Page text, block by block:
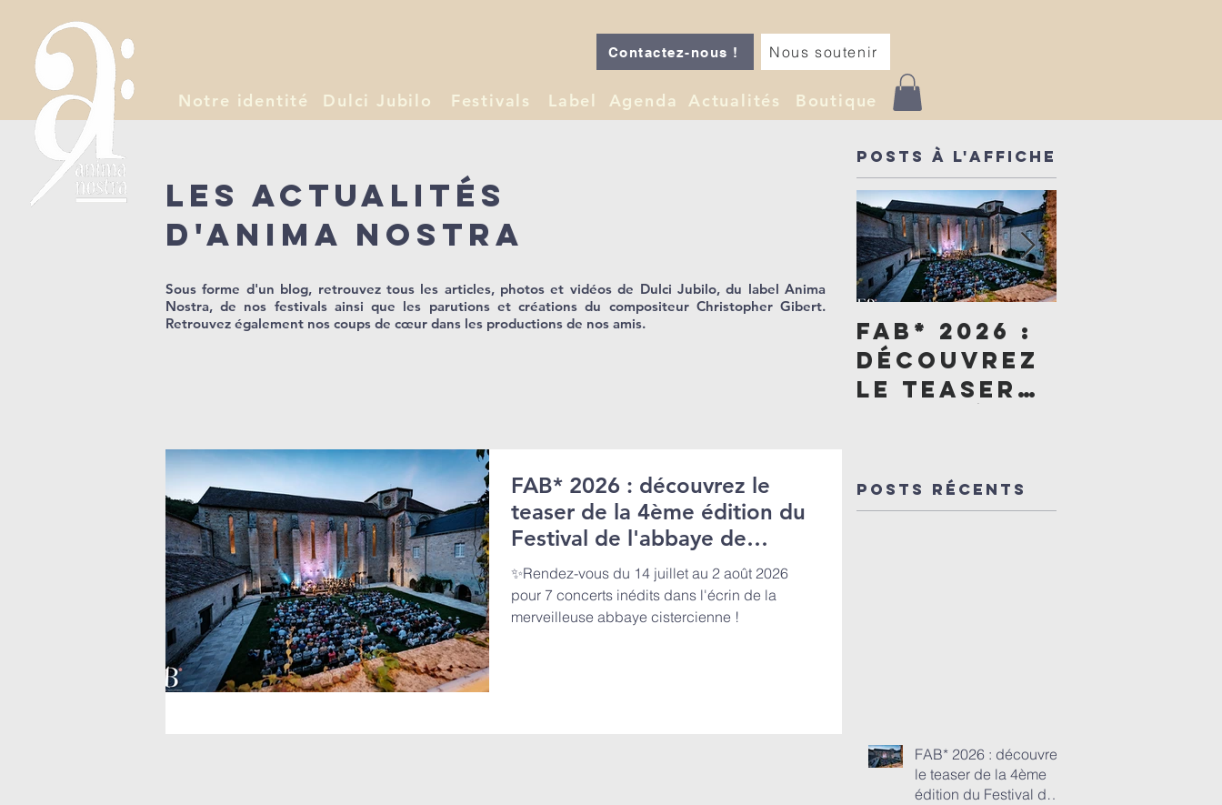
Contactez-nous ! Nous soutenir
Notre identité Dulci Jubilo Festivals Label Agenda Actualités Boutique
Posts à l'affiche
Les actualités
d'Anima Nostra
Sous forme d'un blog, retrouvez tous les articles, photos et vidéos de Dulci Jubilo, du label Anima
Nostra, de nos festivals ainsi que les parutions et créations du compositeur Christopher Gibert.
Retrouvez également nos coups de cœur dans les productions de nos amis.
FAB* 2026 :
découvrez
le teaser
Festival de
l'abbaye de
FAB* 2026 : découvrez le
teaser de la 4ème édition du
Festival de l'abbaye de
Beaulieu-en-Rouergue
✨Rendez-vous du 14 juillet au 2 août 2026
pour 7 concerts inédits dans l'écrin de la
merveilleuse abbaye cistercienne !
Posts Récents
FAB* 2026 : découvrez
le teaser de la 4ème
édition du Festival de